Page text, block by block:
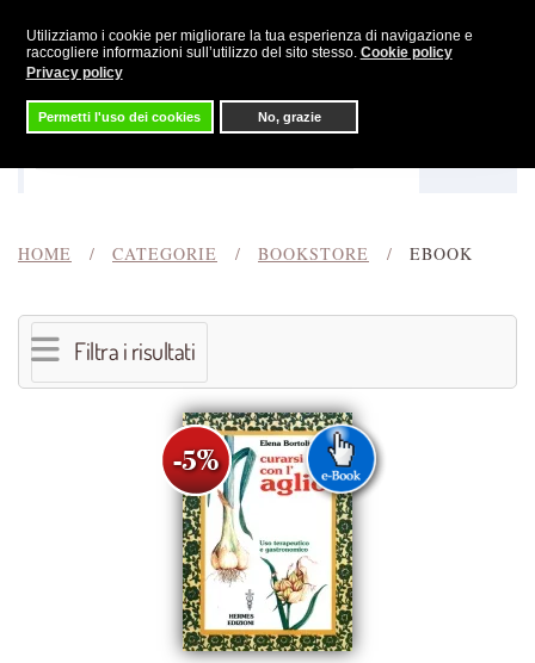
Utilizziamo i cookie per migliorare la tua esperienza di navigazione e
raccogliere informazioni sull’utilizzo del sito stesso. Cookie policy
Privacy policy
Permetti l'uso dei cookies No, grazie
Skip to main content
HOME CATEGORIE BOOKSTORE EBOOK
Filtra i risultati